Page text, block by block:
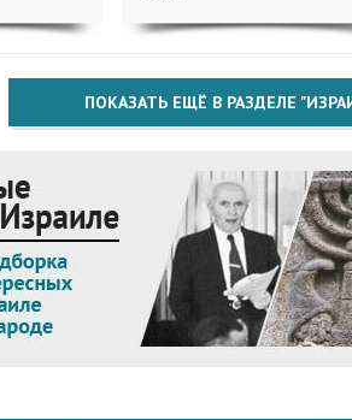
ПОКАЗАТЬ ЕЩЁ В РАЗДЕЛЕ